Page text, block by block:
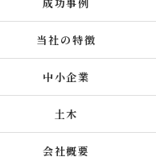
成功事例
当社の特徴
中小企業
土木
会社概要